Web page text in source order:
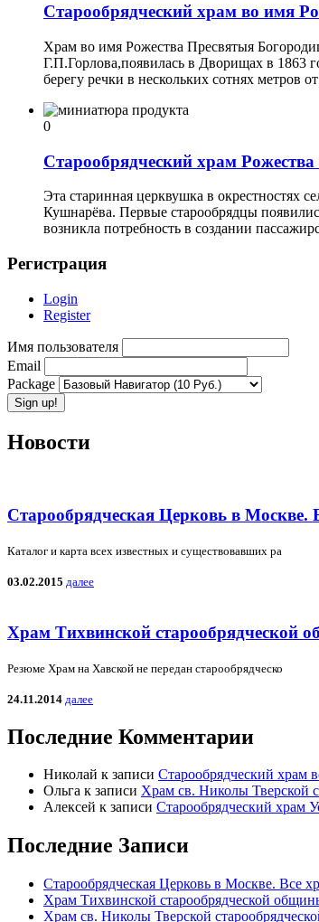
Старообрядческий храм во имя
Храм во имя Рожества Пресвятыя
Г.П.Горлова,появилась в Дворищах в 1863
берегу речки в нескольких сотнях метров
0
Старообрядческий храм
Эта старинная церквушка в окрестностях
Кушнарёва. Первые старообрядцы
возникла потребность в создании
Регистрация
Login
Register
Имя пользователя
Email
Package
Новости
Старообрядческая Церковь в
Каталог и карта всех известных и существовавших ра
03.02.2015 далее
Храм Тихвинской старообрядческой
Резюме Храм на Хавской не передан старообрядческо
24.11.2014 далее
Последние Комментарии
Николай к записи Старообрядческий храм
Ольга к записи Храм св. Николы Тверской
Алексей к записи Старообрядческий храм
Последние Записи
Старообрядческая Церковь в Москве. Все
Храм Тихвинской старообрядческой
Храм св. Николы Тверской